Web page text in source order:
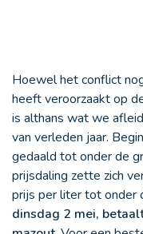
Hoewel het conflict
heeft veroorzaakt op
is althans wat we
van verleden jaar.
gedaald tot onder de
prijsdaling zette zich
prijs per liter tot onder
dinsdag 2 mei,